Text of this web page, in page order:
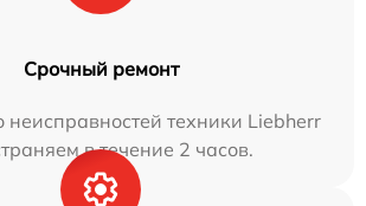
Срочный ремонт
неисправностей техники Liebherr
в течение 2 часов.